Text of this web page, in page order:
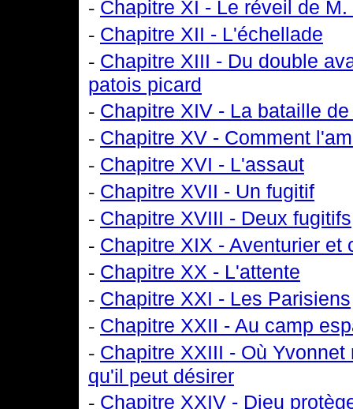
- Chapitre XI - Le réveil de
- Chapitre XII - L'échellade
- Chapitre XIII - Du double
patois picard
- Chapitre XIV - La bataille
- Chapitre XV - Comment
- Chapitre XVI - L'assaut
- Chapitre XVII - Un fugitif
- Chapitre XVIII - Deux fugitifs
- Chapitre XIX - Aventurier et
- Chapitre XX - L'attente
- Chapitre XXI - Les Parisiens
- Chapitre XXII - Au camp
- Chapitre XXIII - Où
qu'il peut désirer
- Chapitre XXIV - Dieu